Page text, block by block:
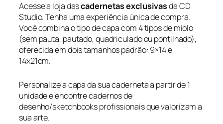
Acesse a loja dascadernetas exclusivasda CD
Studio. Tenha uma experiência única de compra.
Você combina o tipo de capa com 4 tipos de miolo
(sem pauta, pautado, quadriculado ou pontilhado),
oferecida em dois tamanhos padrão: 9×14 e
14x21cm.
Personalize a capa da sua caderneta a partir de 1
unidade e encontre cadernos de
desenho/sketchbooksprofissionais que valorizam a
sua arte.